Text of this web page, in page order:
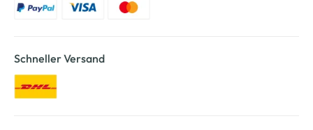
Schneller Versand